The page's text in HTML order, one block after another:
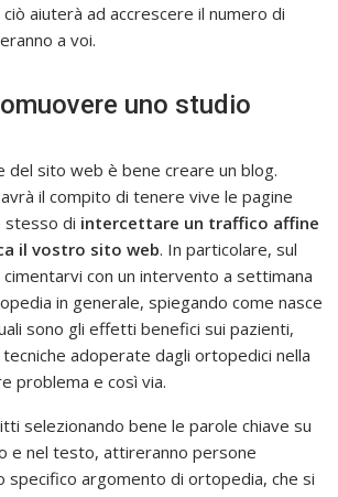
aiuterà ad accrescere il numero di
a voi.
uno studio
del sito web è bene creare un blog.
il compito di tenere vive le pagine
stesso di intercettare un traffico affine
il vostro sito web. In particolare, sul
con un intervento a settimana
in generale, spiegando come nasce
sono gli effetti benefici sui pazienti,
adoperate dagli ortopedici nella
problema e così via.
selezionando bene le parole chiave su
e nel testo, attireranno persone
specifico argomento di ortopedia, che si